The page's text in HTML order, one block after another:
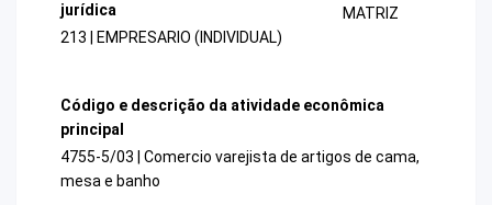
jurídica
213 | EMPRESARIO (INDIVIDUAL)
MATRIZ
Código e descrição da atividade econômica
principal
4755-5/03 | Comercio varejista de artigos de cama,
mesa e banho